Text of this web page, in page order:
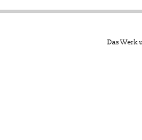
Das Werk